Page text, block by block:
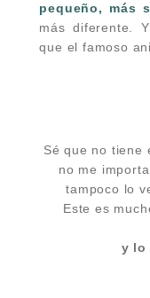
pequeño, más
más diferente.
que el famoso
Sé que no tiene
no me
tampoco lo
Este es
y lo